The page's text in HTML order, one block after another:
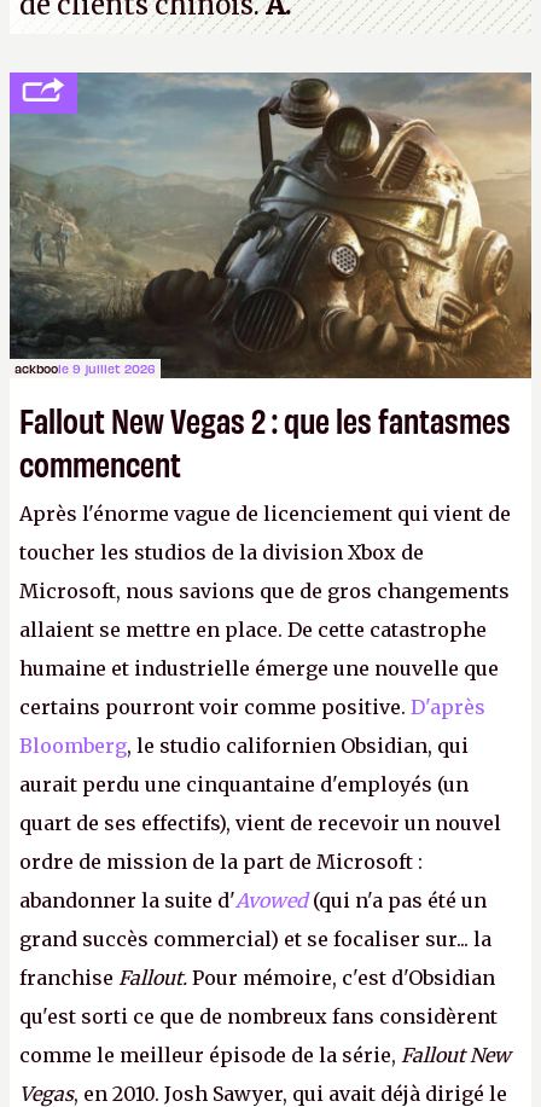
ackboole 9 juillet 2026
Fallout New Vegas 2 : que les fantasmes
commencent
Après l'énorme vague de licenciement qui vient de
toucher les studios de la division Xbox de
Microsoft, nous savions que de gros changements
allaient se mettre en place. De cette catastrophe
humaine et industrielle émerge une nouvelle que
certains pourront voir comme positive. D'après
Bloomberg, le studio californien Obsidian, qui
aurait perdu une cinquantaine d'employés (un
quart de ses effectifs), vient de recevoir un nouvel
ordre de mission de la part de Microsoft :
abandonner la suite d'Avowed(qui n'a pas été un
grand succès commercial) et se focaliser sur... la
franchise Fallout. Pour mémoire, c'est d'Obsidian
qu'est sorti ce que de nombreux fans considèrent
comme le meilleur épisode de la série, Fallout New
Vegas, en 2010. Josh Sawyer, qui avait déjà dirigé le